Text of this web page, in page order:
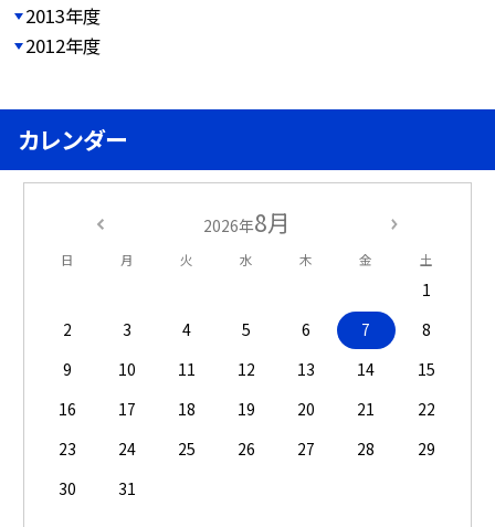
2013年度
2012年度
カレンダー
2026年8月
日 月 火 水 木 金 土
1
2
3 4 5 6 7
8
9
10 11 12 13 14
15
16
17 18 19 20 21
22
23
24 25 26 27 28
29
30
31